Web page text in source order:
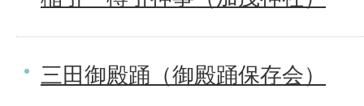
三田御殿踊（御殿踊保存会）